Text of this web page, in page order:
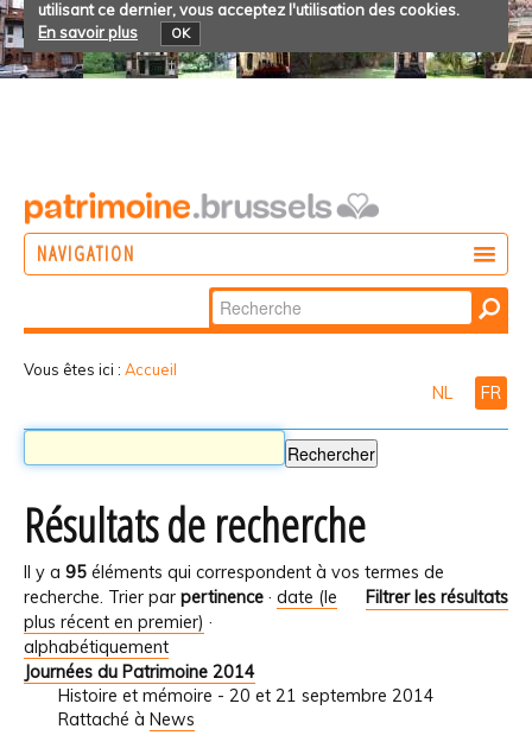
utilisant ce dernier, vous acceptez l'utilisation des cookies.
En savoir plus
OK
NAVIGATION
Chercher par
Recherche
Vous êtes ici : Accueil
NL FR
Résultats de recherche
Il y a 95 éléments qui correspondent à vos termes de
recherche.
Filtrer les résultats
Trier par pertinence · date (le
plus récent en premier) ·
alphabétiquement
Journées du Patrimoine 2014
Histoire et mémoire - 20 et 21 septembre 2014
Rattaché à News